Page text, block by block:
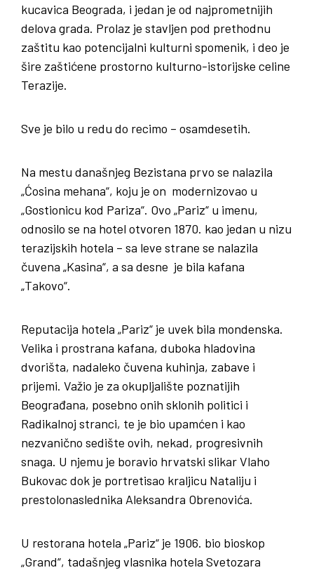
kucavica Beograda, i jedan je od najprometnijih
delova grada. Prolaz je stavljen pod prethodnu
zaštitu kao potencijalni kulturni spomenik, i deo je
šire zaštićene prostorno kulturno-istorijske celine
Terazije.
Sve je bilo u redu do recimo – osamdesetih.
Na mestu današnjeg Bezistana prvo se nalazila
„Ćosina mehana“, koju je on modernizovao u
„Gostionicu kod Pariza“. Ovo „Pariz“ u imenu,
odnosilo se na hotel otvoren 1870. kao jedan u nizu
terazijskih hotela – sa leve strane se nalazila
čuvena „Kasina“, a sa desne je bila kafana
„Takovo“.
Reputacija hotela „Pariz“ je uvek bila mondenska.
Velika i prostrana kafana, duboka hladovina
dvorišta, nadaleko čuvena kuhinja, zabave i
prijemi. Važio je za okupljalište poznatijih
Beograđana, posebno onih sklonih politici i
Radikalnoj stranci, te je bio upamćen i kao
nezvanično sedište ovih, nekad, progresivnih
snaga. U njemu je boravio hrvatski slikar Vlaho
Bukovac dok je portretisao kraljicu Nataliju i
prestolonaslednika Aleksandra Obrenovića.
U restorana hotela „Pariz“ je 1906. bio bioskop
„Grand“, tadašnjeg vlasnika hotela Svetozara